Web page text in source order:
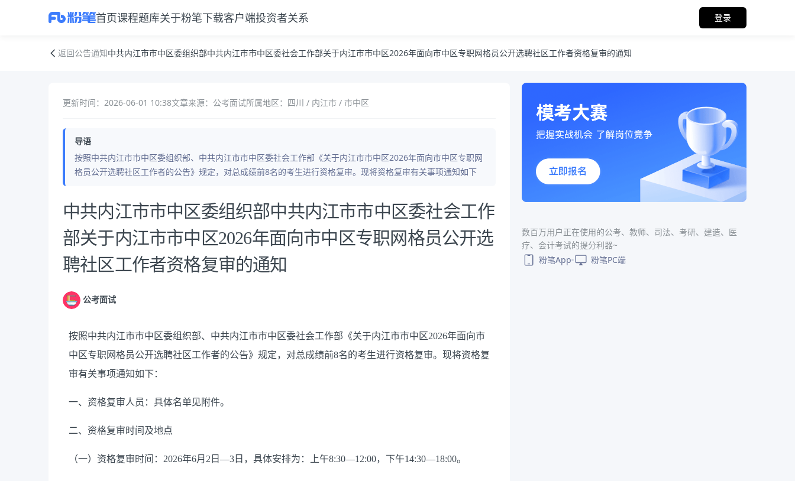
首页课程题库关于粉笔下载客户端投资者关系 登录
返回公告通知中共内江市市中区委组织部中共内江市市中区委社会工作部关于内江市市中区2026年面向市中区专职网格员公开选聘社区工作者资格复审的通知
更新时间：2026-06-01 10:38文章来源：公考面试所属地区：四川 / 内江市 / 市中区
导语
按照中共内江市市中区委组织部、中共内江市市中区委社会工作部《关于内江市市中区2026年面向市中区专职网
格员公开选聘社区工作者的公告》规定，对总成绩前8名的考生进行资格复审。现将资格复审有关事项通知如下
公告正文
中共内江市市中区委组织部中共内江市市中区委社会工作
部关于内江市市中区2026年面向市中区专职网格员公开选
聘社区工作者资格复审的通知
公考面试
按照中共内江市市中区委组织部、中共内江市市中区委社会工作部《关于内江市市中区2026年面向市
中区专职网格员公开选聘社区工作者的公告》规定，对总成绩前8名的考生进行资格复审。现将资格复
审有关事项通知如下：
一、资格复审人员：具体名单见附件。
二、资格复审时间及地点
（一）资格复审时间：2026年6月2日—3日，具体安排为：上午8:30—12:00，下午14:30—18:00。
数百万用户正在使用的公考、教师、司法、考研、建造、医
疗、会计考试的提分利器~
粉笔App
粉笔PC端